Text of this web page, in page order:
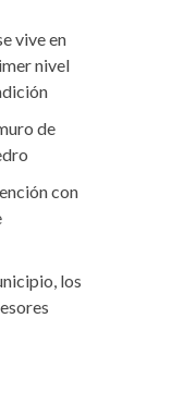
vive en
nivel
de
con
los